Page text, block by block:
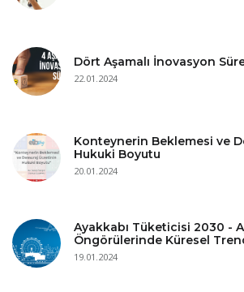
Dört Aşamalı İnovasyon
22.01.2024
Konteynerin Beklemesi ve
Hukuki Boyutu
20.01.2024
Ayakkabı Tüketicisi 2030 -
Öngörülerinde Küresel
19.01.2024